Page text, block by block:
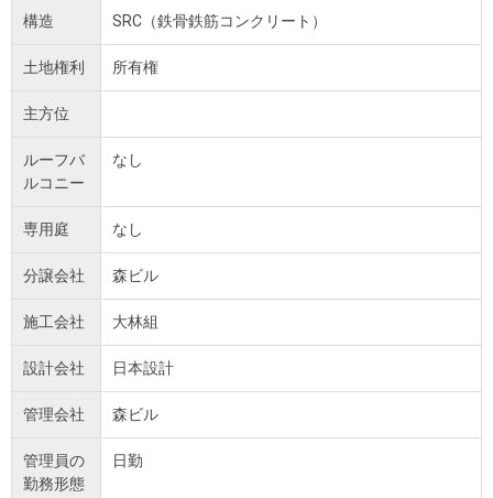
構造 SRC（鉄骨鉄筋コンクリート）
土地権利 所有権
主方位
ルーフバ
ルコニー
なし
専用庭 なし
分譲会社 森ビル
施工会社 大林組
設計会社 日本設計
管理会社 森ビル
管理員の
勤務形態
日勤